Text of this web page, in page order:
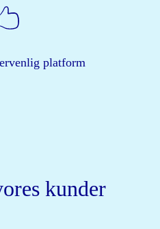
platform
kunder